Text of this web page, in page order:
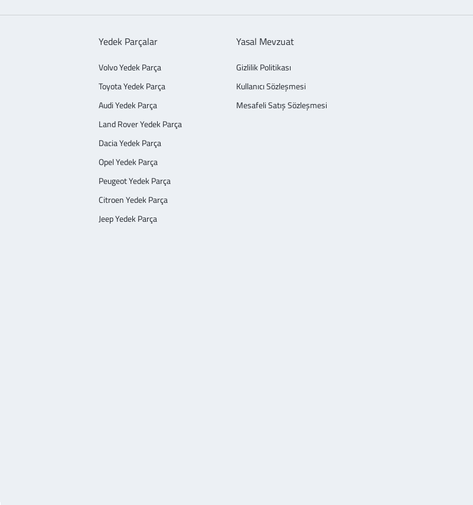
Yedek Parçalar
Volvo Yedek Parça
Toyota Yedek Parça
Audi Yedek Parça
Land Rover Yedek Parça
Dacia Yedek Parça
Opel Yedek Parça
Peugeot Yedek Parça
Citroen Yedek Parça
Jeep Yedek Parça
Yasal Mevzuat
Gizlilik Politikası
Kullanıcı Sözleşmesi
Mesafeli Satış Sözleşmesi